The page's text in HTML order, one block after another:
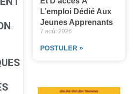
L’emploi Dédié Aux
Jeunes Apprenants
7 août 2026
POSTULER »